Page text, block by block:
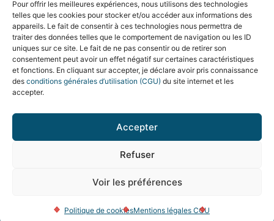
Pour offrir les meilleures expériences, nous utilisons des technologies
telles que les cookies pour stocker et/ou accéder aux informations des
appareils. Le fait de consentir à ces technologies nous permettra de
traiter des données telles que le comportement de navigation ou les ID
uniques sur ce site. Le fait de ne pas consentir ou de retirer son
consentement peut avoir un effet négatif sur certaines caractéristiques
et fonctions. En cliquant sur accepter, je déclare avoir pris connaissance
des conditions générales d’utilisation (CGU) du site internet et les
accepter.
Accepter
Refuser
Voir les préférences
Politique de cookiesMentions légales CGU
Mentions légales et CGU
Politique de confidentialité
Plan du site
Marne la Vallée 77 – Tous droits réservés